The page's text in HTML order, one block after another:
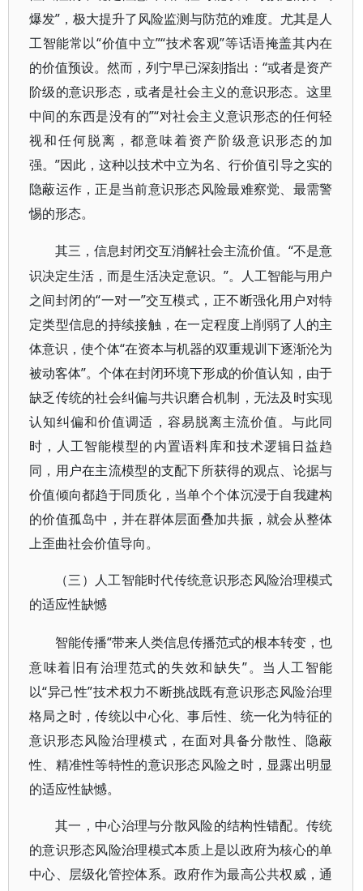
爆发”，极大提升了风险监测与防范的难度。尤其是人
工智能常以“价值中立”“技术客观”等话语掩盖其内在
的价值预设。然而，列宁早已深刻指出：“或者是资产
阶级的意识形态，或者是社会主义的意识形态。这里
中间的东西是没有的”“对社会主义意识形态的任何轻
视和任何脱离，都意味着资产阶级意识形态的加
强。”因此，这种以技术中立为名、行价值引导之实的
隐蔽运作，正是当前意识形态风险最难察觉、最需警
惕的形态。
其三，信息封闭交互消解社会主流价值。“不是意
识决定生活，而是生活决定意识。”。人工智能与用户
之间封闭的“一对一”交互模式，正不断强化用户对特
定类型信息的持续接触，在一定程度上削弱了人的主
体意识，使个体“在资本与机器的双重规训下逐渐沦为
被动客体”。个体在封闭环境下形成的价值认知，由于
缺乏传统的社会纠偏与共识磨合机制，无法及时实现
认知纠偏和价值调适，容易脱离主流价值。与此同
时，人工智能模型的内置语料库和技术逻辑日益趋
同，用户在主流模型的支配下所获得的观点、论据与
价值倾向都趋于同质化，当单个个体沉浸于自我建构
的价值孤岛中，并在群体层面叠加共振，就会从整体
上歪曲社会价值导向。
（三）人工智能时代传统意识形态风险治理模式
的适应性缺憾
智能传播“带来人类信息传播范式的根本转变，也
意味着旧有治理范式的失效和缺失”。当人工智能
以“异己性”技术权力不断挑战既有意识形态风险治理
格局之时，传统以中心化、事后性、统一化为特征的
意识形态风险治理模式，在面对具备分散性、隐蔽
性、精准性等特性的意识形态风险之时，显露出明显
的适应性缺憾。
其一，中心治理与分散风险的结构性错配。传统
的意识形态风险治理模式本质上是以政府为核心的单
中心、层级化管控体系。政府作为最高公共权威，通